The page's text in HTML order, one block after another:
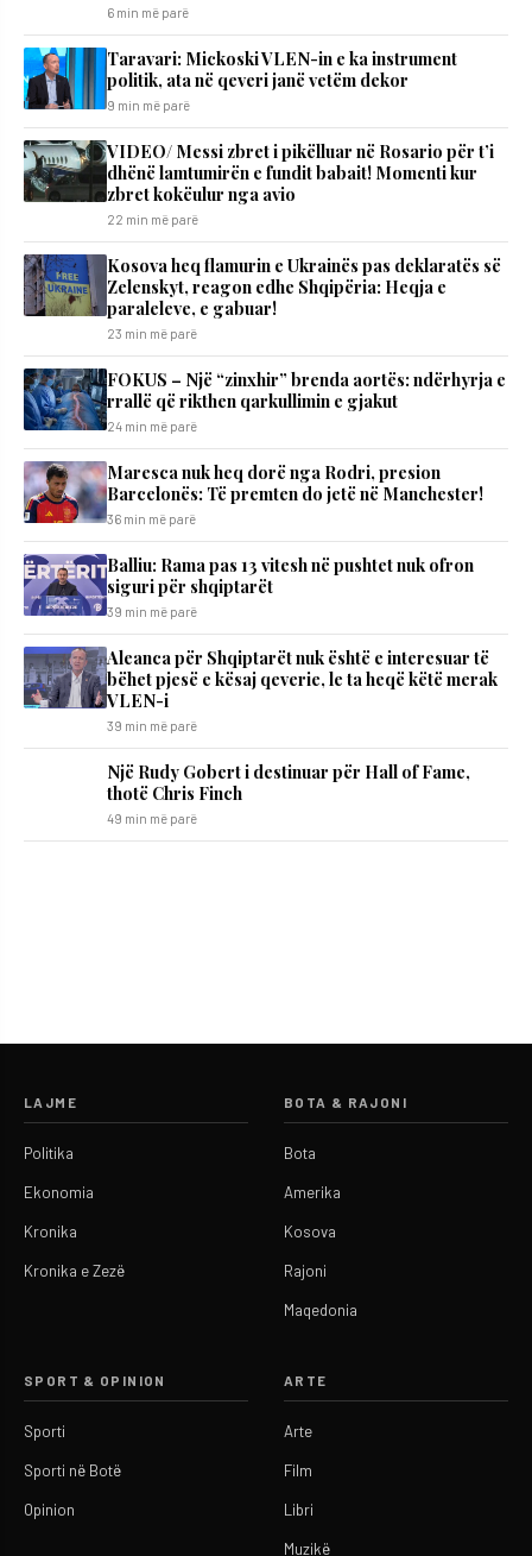
6 min më parë
Taravari: Mickoski VLEN-in e ka instrument
politik, ata në qeveri janë vetëm dekor
9 min më parë
VIDEO/ Messi zbret i pikëlluar në Rosario për t’i
dhënë lamtumirën e fundit babait! Momenti kur
zbret kokëulur nga avio
22 min më parë
Kosova heq flamurin e Ukrainës pas deklaratës së
Zelenskyt, reagon edhe Shqipëria: Heqja e
paraleleve, e gabuar!
23 min më parë
FOKUS – Një “zinxhir” brenda aortës: ndërhyrja e
rrallë që rikthen qarkullimin e gjakut
24 min më parë
Maresca nuk heq dorë nga Rodri, presion
Barcelonës: Të premten do jetë në Manchester!
36 min më parë
Balliu: Rama pas 13 vitesh në pushtet nuk ofron
siguri për shqiptarët
39 min më parë
Aleanca për Shqiptarët nuk është e interesuar të
bëhet pjesë e kësaj qeverie, le ta heqë këtë merak
VLEN-i
39 min më parë
Një Rudy Gobert i destinuar për Hall of Fame,
thotë Chris Finch
49 min më parë
LAJME
Politika
Ekonomia
Kronika
Kronika e Zezë
BOTA & RAJONI
Bota
Amerika
Kosova
Rajoni
Maqedonia
SPORT & OPINION
Sporti
Sporti në Botë
Opinion
ARTE
Arte
Film
Libri
Muzikë